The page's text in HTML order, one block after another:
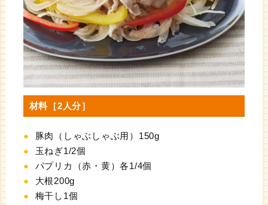
材料［2人分］
豚肉（しゃぶしゃぶ用）150g
玉ねぎ1/2個
パプリカ（赤・黄）各1/4個
大根200g
梅干し1個